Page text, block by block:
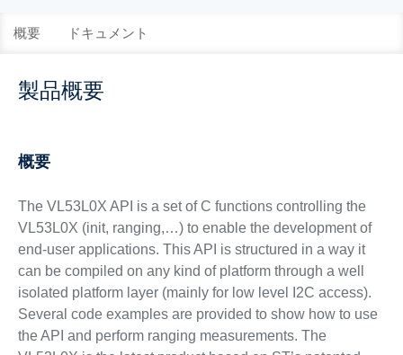
概要 ドキュメント
製品概要
概要
The VL53L0X API is a set of C functions controlling the
VL53L0X (init, ranging,…) to enable the development of
end-user applications. This API is structured in a way it
can be compiled on any kind of platform through a well
isolated platform layer (mainly for low level I2C access).
Several code examples are provided to show how to use
the API and perform ranging measurements. The